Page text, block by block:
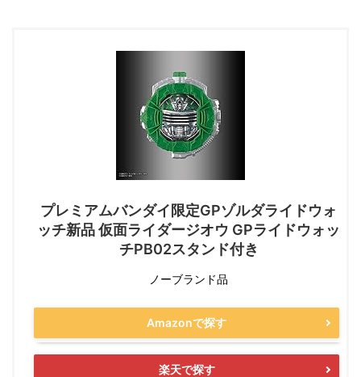
プレミアムバンダイ限定GPゾルダライドウォ
ッチ新品 仮面ライダージオウ GPライドウォッ
チPB02スタンド付き
ノーブランド品
Amazonで探す
楽天で探す